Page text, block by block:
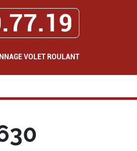
VOLET ROULANT